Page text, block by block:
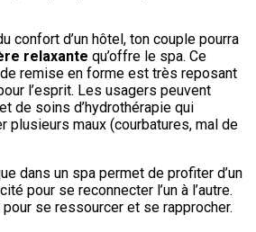
confort d’un hôtel, ton couple pourra
relaxante qu’offre le spa. Ce
remise en forme est très reposant
l’esprit. Les usagers peuvent
de soins d’hydrothérapie qui
plusieurs maux (courbatures, mal de
dans un spa permet de profiter d’un
pour se reconnecter l’un à l’autre.
pour se ressourcer et se rapprocher.